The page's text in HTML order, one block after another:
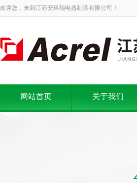
欢迎您，来到江苏安科瑞电器制造有限公司！
网站首页 关于我们